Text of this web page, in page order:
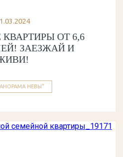
ОТ 6,6
ЗАЕЗЖАЙ И
НЕВЫ"